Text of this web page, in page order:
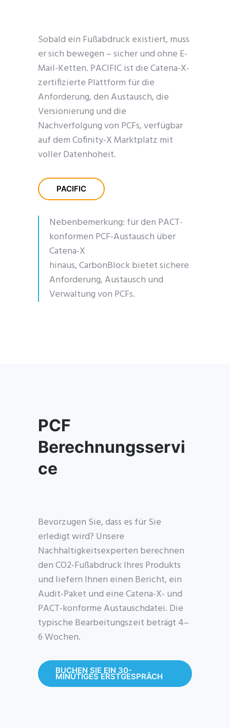
Sobald ein Fußabdruck existiert, muss
er sich bewegen – sicher und ohne E-
Mail-Ketten. PACIFIC ist die Catena-X-
zertifizierte Plattform für die
Anforderung, den Austausch, die
Versionierung und die
Nachverfolgung von PCFs, verfügbar
auf dem Cofinity-X Marktplatz mit
voller Datenhoheit.
PACIFIC
Nebenbemerkung: für den PACT-
konformen PCF-Austausch über
Catena-X
hinaus,CarbonBlockbietet sichere
Anforderung, Austausch und
Verwaltung von PCFs.
PCF
Berechnungsservi
ce
Bevorzugen Sie, dass es für Sie
erledigt wird? Unsere
Nachhaltigkeitsexperten berechnen
den CO2-Fußabdruck Ihres Produkts
und liefern Ihnen einen Bericht, ein
Audit-Paket und eine Catena-X- und
PACT-konforme Austauschdatei. Die
typische Bearbeitungszeit beträgt 4–
6 Wochen.
BUCHEN SIE EIN 30-
MINÜTIGES ERSTGESPRÄCH